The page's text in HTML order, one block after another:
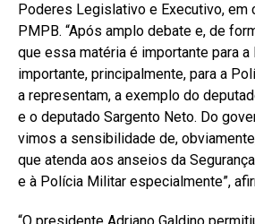
Poderes Legislativo e Executivo, em
PMPB. “Após amplo debate e, de
que essa matéria é importante para a
importante, principalmente, para a
a representam, a exemplo do
e o deputado Sargento Neto. Do
vimos a sensibilidade de,
que atenda aos anseios da
e à Polícia Militar especialmente”,